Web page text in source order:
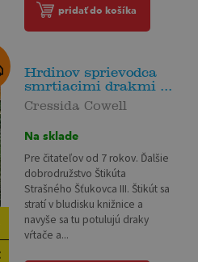
pridať do košíka
Hrdinov sprievodca
smrtiacimi drakmi ...
Cressida Cowell
Na sklade
Pre čitateľov od 7 rokov. Ďalšie
dobrodružstvo Štikúta
Strašného Šťukovca III. Štikút sa
stratí v bludisku knižnice a
navyše sa tu potulujú draky
vŕtače a...